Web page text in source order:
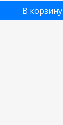
В корзину